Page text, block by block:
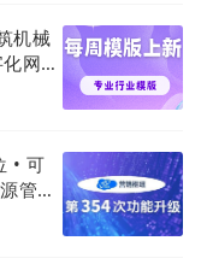
促进价值生成
建立与目标客户的
够扩散信息，但真
有数字化功能的官
机械
网站
• 可
管理